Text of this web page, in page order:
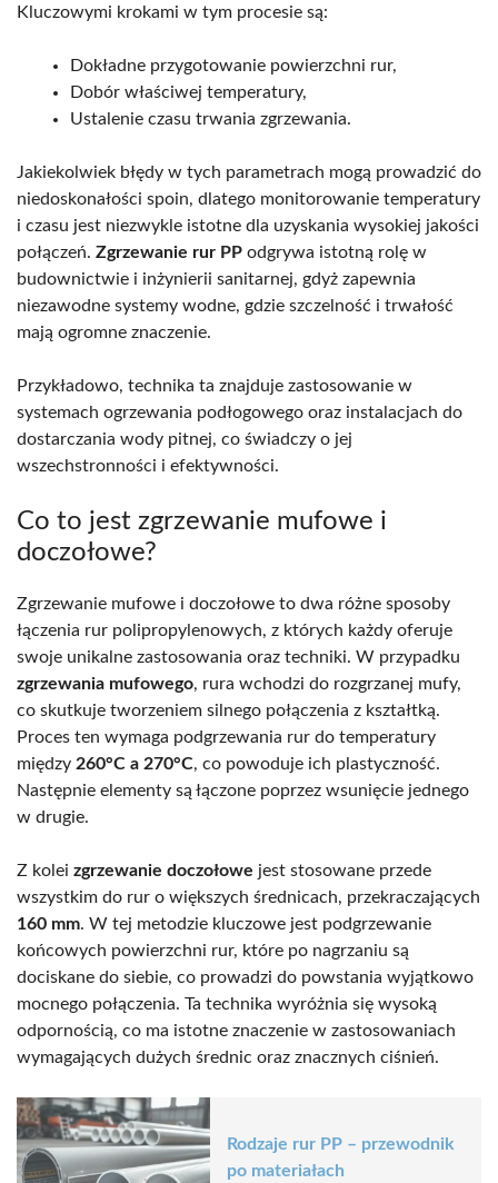
Kluczowymi krokami w tym procesie są:
Dokładne przygotowanie powierzchni rur,
Dobór właściwej temperatury,
Ustalenie czasu trwania zgrzewania.
Jakiekolwiek błędy w tych parametrach mogą prowadzić do
niedoskonałości spoin, dlatego monitorowanie temperatury
i czasu jest niezwykle istotne dla uzyskania wysokiej jakości
połączeń. Zgrzewanie rur PP odgrywa istotną rolę w
budownictwie i inżynierii sanitarnej, gdyż zapewnia
niezawodne systemy wodne, gdzie szczelność i trwałość
mają ogromne znaczenie.
Przykładowo, technika ta znajduje zastosowanie w
systemach ogrzewania podłogowego oraz instalacjach do
dostarczania wody pitnej, co świadczy o jej
wszechstronności i efektywności.
Co to jest zgrzewanie mufowe i
doczołowe?
Zgrzewanie mufowe i doczołowe to dwa różne sposoby
łączenia rur polipropylenowych, z których każdy oferuje
swoje unikalne zastosowania oraz techniki. W przypadku
zgrzewania mufowego, rura wchodzi do rozgrzanej mufy,
co skutkuje tworzeniem silnego połączenia z kształtką.
Proces ten wymaga podgrzewania rur do temperatury
między 260°C a 270°C, co powoduje ich plastyczność.
Następnie elementy są łączone poprzez wsunięcie jednego
w drugie.
Z kolei zgrzewanie doczołowe jest stosowane przede
wszystkim do rur o większych średnicach, przekraczających
160 mm. W tej metodzie kluczowe jest podgrzewanie
końcowych powierzchni rur, które po nagrzaniu są
dociskane do siebie, co prowadzi do powstania wyjątkowo
mocnego połączenia. Ta technika wyróżnia się wysoką
odpornością, co ma istotne znaczenie w zastosowaniach
wymagających dużych średnic oraz znacznych ciśnień.
Rodzaje rur PP – przewodnik
po materiałach